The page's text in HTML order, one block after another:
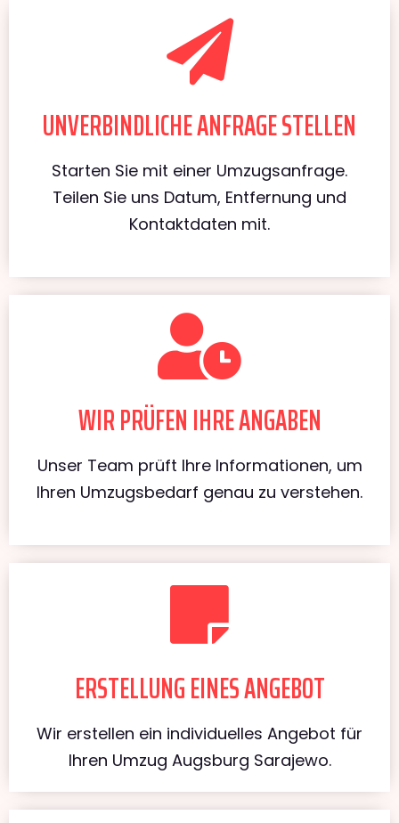
UNVERBINDLICHE ANFRAGE STELLEN
Starten Sie mit einer Umzugsanfrage.
Teilen Sie uns Datum, Entfernung und
Kontaktdaten mit.
WIR PRÜFEN IHRE ANGABEN
Unser Team prüft Ihre Informationen, um
Ihren Umzugsbedarf genau zu verstehen.
ERSTELLUNG EINES ANGEBOT
Wir erstellen ein individuelles Angebot für
Ihren Umzug Augsburg Sarajewo.